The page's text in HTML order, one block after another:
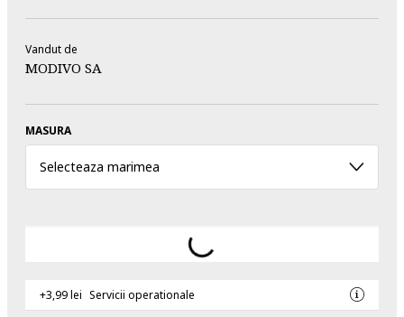
Vandut de
MODIVO SA
MASURA
Selecteaza marimea
+3,99 lei Servicii operationale